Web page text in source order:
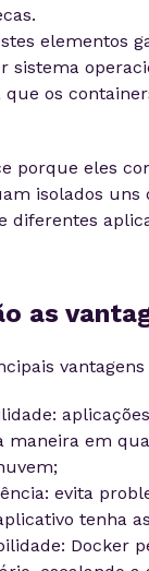
elementos
sistema
que os
porque eles
isolados uns
diferentes
as
vantagens
maneira em
evita
tenha
Docker